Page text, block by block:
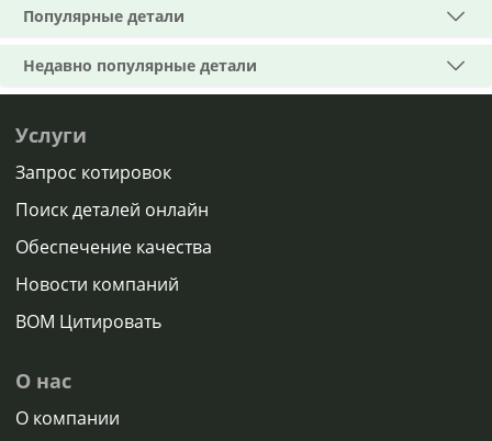
Популярные детали
Недавно популярные детали
Услуги
Запрос котировок
Поиск деталей онлайн
Обеспечение качества
Новости компаний
BOM Цитировать
О нас
О компании